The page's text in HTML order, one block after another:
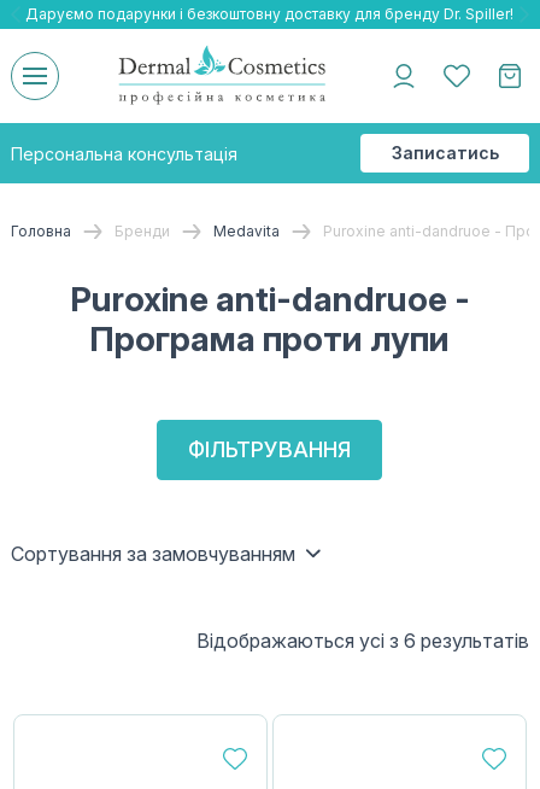
Даруємо безкоштовну доставку та подарнки до бренду Braderm!
-25% на весь бренд HOLY LAND!
Даруємо подарунки і безкоштовну доставку для бренду Dr. Spiller!
Персональна консультація
Записатись
на
Головна Бренди Medavita Puroxine anti-dandruoe -
Puroxine anti-dandruoe -
Програма проти лупи
ФІЛЬТРУВАННЯ
Сортування за замовчуванням
Відображаються усі з 6 результатів